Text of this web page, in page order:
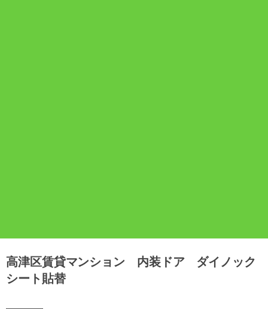
高津区賃貸マンション 内装ドア ダイノック
シート貼替